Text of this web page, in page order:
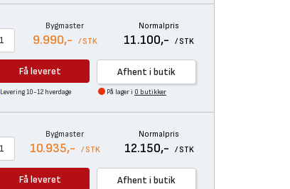
Bygmaster
9.990,- / STK
Normalpris
11.100,- / STK
Få leveret Afhent i butik
Levering 10-12 hverdage På lager i 0 butikker
Bygmaster
10.935,- / STK
Normalpris
12.150,- / STK
Få leveret Afhent i butik